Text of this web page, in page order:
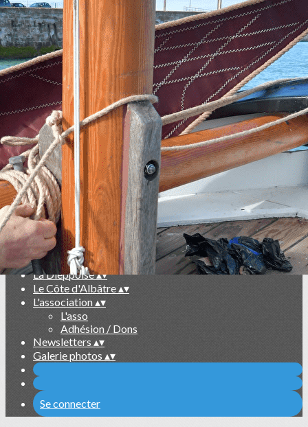
Exporter les lignes sélectionnées
Exporter toutes les colonnes
Exporter uniquement les colonnes affichées
Menu
Le Blog de La Dieppoise
Prochains rendez-vous
Ajoutez un logo, un bouton, des réseaux sociaux
Cliquez pour éditer
Actualités ▴▾
Le Blog de La Dieppoise
Prochains rendez-vous
La Dieppoise▴▾
Le Côte d'Albâtre▴▾
L'association▴▾
L'asso
Adhésion / Dons
Newsletters ▴▾
Galerie photos ▴▾
Se connecter